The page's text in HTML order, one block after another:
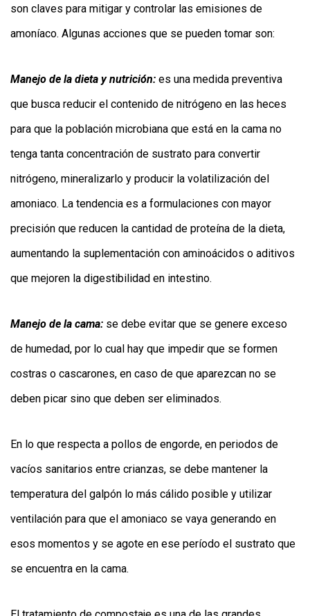
son claves para mitigar y controlar las emisiones de
amoníaco. Algunas acciones que se pueden tomar son:
Manejo de la dieta y nutrición: es una medida preventiva
que busca reducir el contenido de nitrógeno en las heces
para que la población microbiana que está en la cama no
tenga tanta concentración de sustrato para convertir
nitrógeno, mineralizarlo y producir la volatilización del
amoniaco. La tendencia es a formulaciones con mayor
precisión que reducen la cantidad de proteína de la dieta,
aumentando la suplementación con aminoácidos o aditivos
que mejoren la digestibilidad en intestino.
Manejo de la cama: se debe evitar que se genere exceso
de humedad, por lo cual hay que impedir que se formen
costras o cascarones, en caso de que aparezcan no se
deben picar sino que deben ser eliminados.
En lo que respecta a pollos de engorde, en periodos de
vacíos sanitarios entre crianzas, se debe mantener la
temperatura del galpón lo más cálido posible y utilizar
ventilación para que el amoniaco se vaya generando en
esos momentos y se agote en ese período el sustrato que
se encuentra en la cama.